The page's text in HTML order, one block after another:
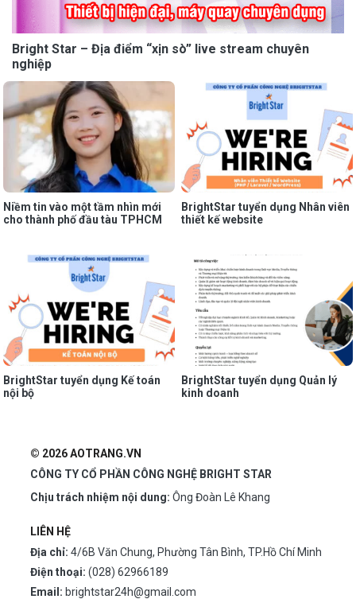
Bright Star – Địa điểm “xịn sò” live stream chuyên
nghiệp
Niềm tin vào một tầm nhìn mới
cho thành phố đầu tàu TPHCM
BrightStar tuyển dụng Nhân viên
thiết kế website
BrightStar tuyển dụng Kế toán
nội bộ
BrightStar tuyển dụng Quản lý
kinh doanh
© 2026 AOTRANG.VN
CÔNG TY CỔ PHẦN CÔNG NGHỆ BRIGHT STAR
Chịu trách nhiệm nội dung: Ông Đoàn Lê Khang
LIÊN HỆ
Địa chỉ: 4/6B Văn Chung, Phường Tân Bình, TP.Hồ Chí Minh
Điện thoại: (028) 62966189
Email: brightstar24h@gmail.com